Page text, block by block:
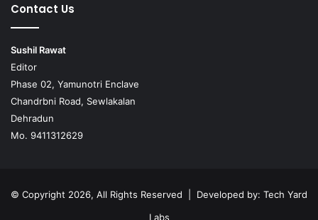
Contact Us
Sushil Rawat
Editor
Phase 02, Yamunotri Enclave
Chandrbni Road, Sewlakalan
Dehradun
Mo. 9411312629
© Copyright 2026, All Rights Reserved | Developed by: Tech Yard
Labs